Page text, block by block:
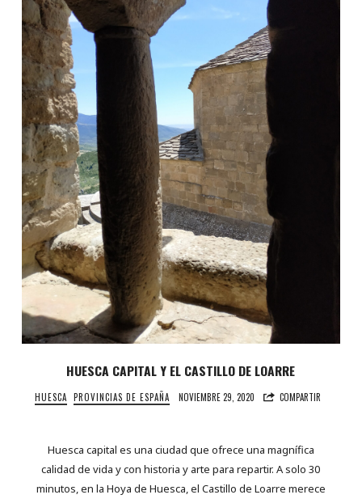
HUESCA CAPITAL Y EL CASTILLO DE LOARRE
HUESCA PROVINCIAS DE ESPAÑA NOVIEMBRE 29, 2020 COMPARTIR
Huesca capital es una ciudad que ofrece una magnífica
calidad de vida y con historia y arte para repartir. A solo 30
minutos, en la Hoya de Huesca, el Castillo de Loarre merece